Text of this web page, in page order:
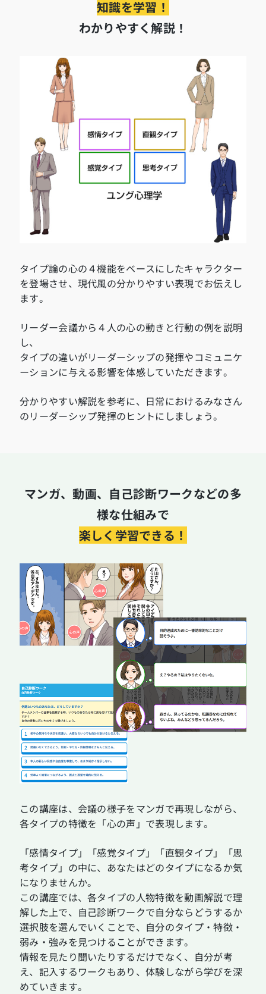
知識を学習！
わかりやすく解説！
タイプ論の心の４機能をベースにしたキャラクター
を登場させ、現代風の分かりやすい表現でお伝えし
ます。
リーダー会議から４人の心の動きと行動の例を説明
し、
タイプの違いがリーダーシップの発揮やコミュニケ
ーションに与える影響を体感していただきます。
分かりやすい解説を参考に、日常におけるみなさん
のリーダーシップ発揮のヒントにしましょう。
マンガ、動画、自己診断ワークなどの多
様な仕組みで
楽しく学習できる！
この講座は、会議の様子をマンガで再現しながら、
各タイプの特徴を「心の声」で表現します。
「感情タイプ」「感覚タイプ」「直観タイプ」「思
考タイプ」の中に、あなたはどのタイプになるか気
になりませんか。
この講座では、各タイプの人物特徴を動画解説で理
解した上で、自己診断ワークで自分ならどうするか
選択肢を選んでいくことで、自分のタイプ・特徴・
弱み・強みを見つけることができます。
情報を見たり聞いたりするだけでなく、自分が考
え、記入するワークもあり、体験しながら学びを深
めていきます。